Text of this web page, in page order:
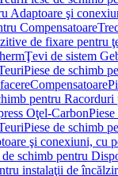
Adaptoare şi
Compensatoare
de fixare pentru
Ţevi de sistem
Piese de schimb
Compensatoare
pentru
Oţel-Carbon
Piese de schimb
şi conexiuni, cu
de schimb pentru
instalaţii de